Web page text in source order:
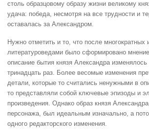
столь образцовому образу жизни великому
удача: победа, несмотря на все трудности и
оставалась за Александром.
Нужно отметить и то, что после многократных
литературоведами было сформировано
описание бытия князя Александра
тринадцать раз. Более весомые изменения
детали, которые то считались ненужными в
то представляли собой ключевые эпизоды и
произведения. Однако образ князя
персонажа, был идеальным изначально, а
одного редакторского изменения.